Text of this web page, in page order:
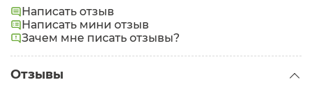
Написать отзыв
Написать мини отзыв
Зачем мне писать отзывы?
Отзывы